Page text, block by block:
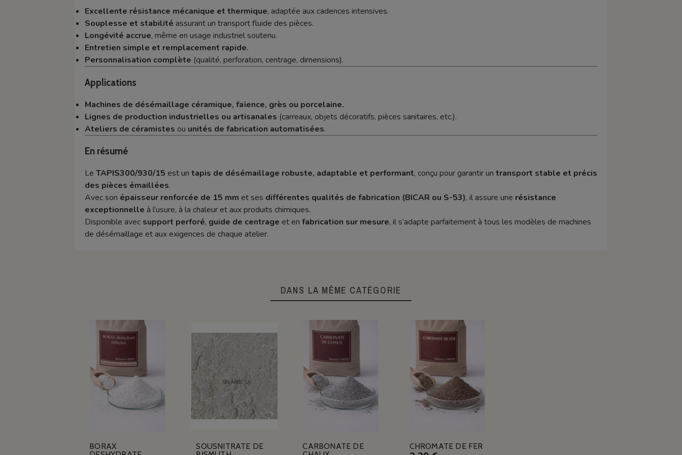
Excellente résistance mécanique et thermique, adaptée aux cadences intensives.
Souplesse et stabilité assurant un transport fluide des pièces.
Longévité accrue, même en usage industriel soutenu.
Entretien simple et remplacement rapide.
Personnalisation complète (qualité, perforation, centrage, dimensions).
Applications
Machines de désémaillage céramique, faïence, grès ou porcelaine.
Lignes de production industrielles ou artisanales (carreaux, objets décoratifs, pièces sanitaires, etc.).
Ateliers de céramistes ou unités de fabrication automatisées.
En résumé
Le TAPIS300/930/15 est un tapis de désémaillage robuste, adaptable et performant, conçu pour garantir un transport stable et précis
des pièces émaillées.
Avec son épaisseur renforcée de 15 mm et ses différentes qualités de fabrication (BICAR ou S-53), il assure une résistance
exceptionnelle à l’usure, à la chaleur et aux produits chimiques.
Disponible avec support perforé, guide de centrage et en fabrication sur mesure, il s’adapte parfaitement à tous les modèles de machines
de désémaillage et aux exigences de chaque atelier.
DANS LA MÊME CATÉGORIE
BORAX
SOUSNITRATE DE
CARBONATE DE
CHROMATE DE FER